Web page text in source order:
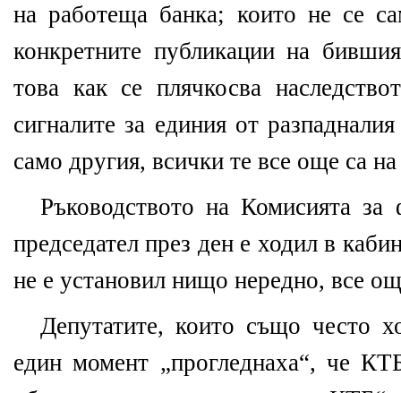
на работеща банка; които не се
конкретните публикации на
това как се плячкосва
сигналите за единия от
само другия, всички те все още са
Ръководството на Комисията за
председател през ден е ходил в
не е установил нищо нередно, все
Депутатите, които също често
един момент „прогледнаха“, че